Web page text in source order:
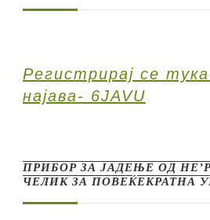
Регистрирај се
најава- 6JAVU
ПРИБОР ЗА ЈАДЕЊЕ ОД
ЧЕЛИК ЗА ПОВЕЌЕКРАТНА